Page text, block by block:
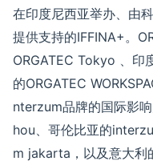
在印度尼西亚举办、 由
提供支持的IFFINA+。
ORGATEC Tokyo 、印
的ORGATEC
nterzum品牌的国际影
hou、哥伦比亚的
m jakarta ，以及意大利